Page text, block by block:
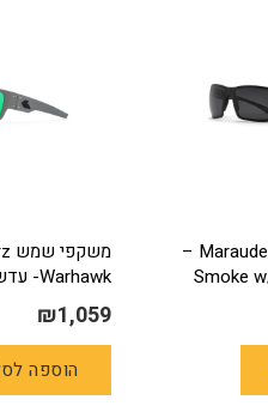
משקפי מגן דגם Marauder –
Warhawk- עדשה ירוקה (OPZ)
₪1,059
הוספה